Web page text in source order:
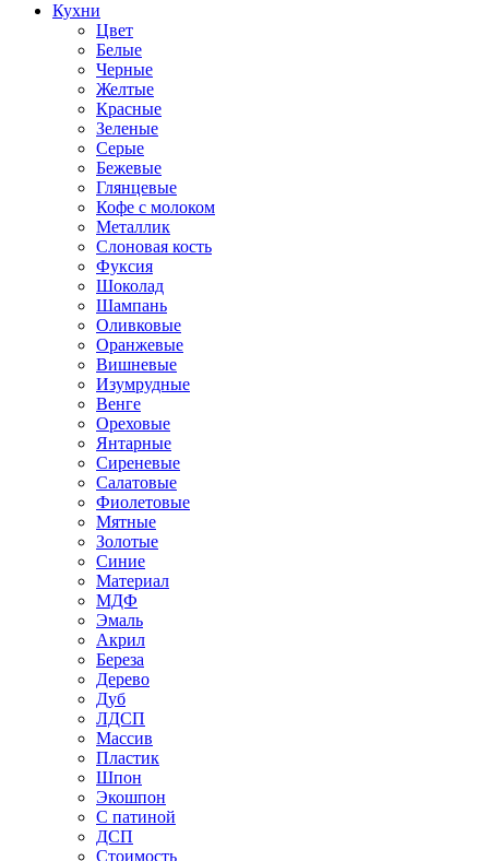
Кухни
Цвет
Белые
Черные
Желтые
Красные
Зеленые
Серые
Бежевые
Глянцевые
Кофе с молоком
Металлик
Слоновая кость
Фуксия
Шоколад
Шампань
Оливковые
Оранжевые
Вишневые
Изумрудные
Венге
Ореховые
Янтарные
Сиреневые
Салатовые
Фиолетовые
Мятные
Золотые
Синие
Материал
МДФ
Эмаль
Акрил
Береза
Дерево
Дуб
ЛДСП
Массив
Пластик
Шпон
Экошпон
С патиной
ДСП
Стоимость